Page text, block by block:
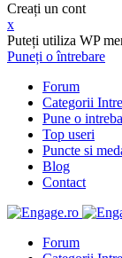
Creați un cont
x
Puteți utiliza WP
Puneți o întrebare
Forum
Categorii
Pune o
Top useri
Puncte si
Blog
Contact
Forum